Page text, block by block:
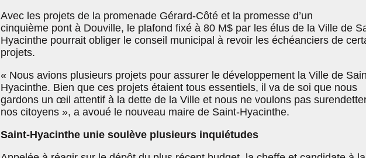
Avec les projets de la promenade Gérard-Côté et la promesse d’un
cinquième pont à Douville, le plafond fixé à 80 M$ par les élus de la Ville de
Hyacinthe pourrait obliger le conseil municipal à revoir les échéanciers de
projets.
« Nous avions plusieurs projets pour assurer le développement la Ville de
Hyacinthe. Bien que ces projets étaient tous essentiels, il va de soi que nous
gardons un œil attentif à la dette de la Ville et nous ne voulons pas
nos citoyens », a avoué le nouveau maire de Saint-Hyacinthe.
Saint-Hyacinthe unie soulève plusieurs inquiétudes